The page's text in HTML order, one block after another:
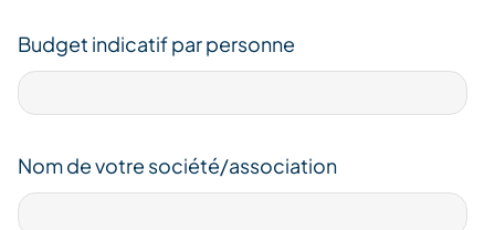
Budget indicatif par personne
Nom de votre société/association